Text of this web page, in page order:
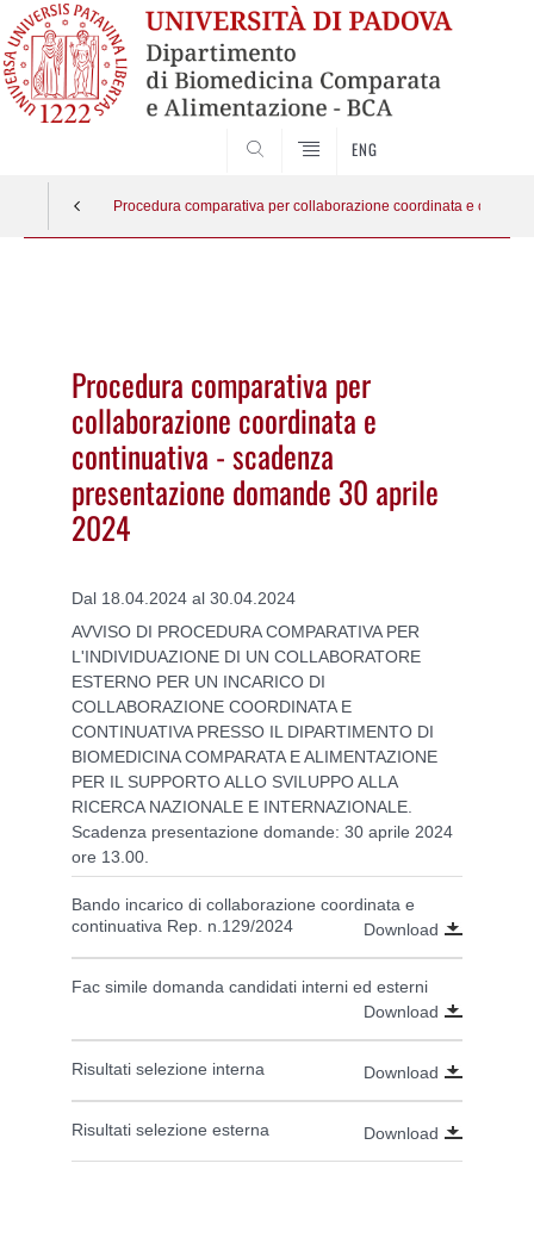
ENG
Procedura comparativa per collaborazione coordinata e
Procedura comparativa per
collaborazione coordinata e
continuativa - scadenza
presentazione domande 30 aprile
2024
Dal 18.04.2024 al 30.04.2024
AVVISO DI PROCEDURA COMPARATIVA PER
L'INDIVIDUAZIONE DI UN COLLABORATORE
ESTERNO PER UN INCARICO DI
COLLABORAZIONE COORDINATA E
CONTINUATIVA PRESSO IL DIPARTIMENTO DI
BIOMEDICINA COMPARATA E ALIMENTAZIONE
PER IL SUPPORTO ALLO SVILUPPO ALLA
RICERCA NAZIONALE E INTERNAZIONALE.
Scadenza presentazione domande: 30 aprile 2024
ore 13.00.
Bando incarico di collaborazione coordinata e
continuativa Rep. n.129/2024
Download
Fac simile domanda candidati interni ed esterni
Download
Risultati selezione interna Download
Risultati selezione esterna Download